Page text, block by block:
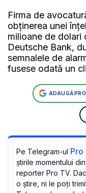
Firma de
obţinerea unei
milioane de dolari
Deutsche Bank,
semnalele de
fusese odată un
ADAUGĂ
Pe Telegram-ul Pro
știrile momentului
reporter Pro TV.
o știre, ni le poți